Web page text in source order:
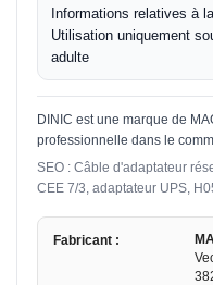
Informations relatives à
Utilisation uniquement
adulte
DINIC est une marque de
professionnelle dans le
SEO : Câble d'adaptateur
CEE 7/3, adaptateur UPS,
Fabricant :